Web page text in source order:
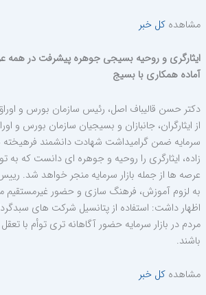
مشاهده کل خبر
ایثارگری و روحیه بسیجی جوهره پیشرفت در همه
آماده همکاری با بسیج
دکتر حسن قالیباف اصل، رئیس سازمان بورس و اوراق
از ایثارگران، جانبازان و بسیجیان سازمان بورس و
سرمایه ضمن گرامیداشت شهادت دانشمند
زاده، ایثارگری را روحیه و جوهره ای دانست که
عرصه ها از جمله بازار سرمایه منجر خواهد شد.
به لزوم آموزش، فرهنگ سازی و حضور غیرمستقیم
اظهار داشت: استفاده از پتانسیل شرکت های
مردم در بازار سرمایه حضور آگاهانه تری توأم با
باشند.
مشاهده کل خبر